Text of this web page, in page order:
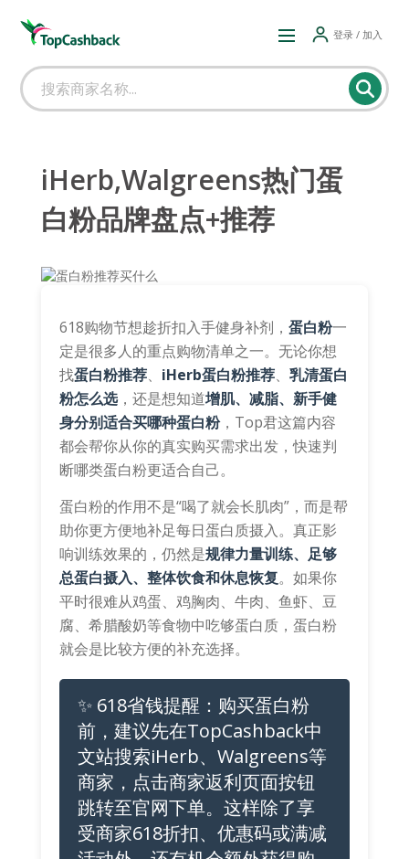
登录 / 加入
iHerb,Walgreens热门蛋
白粉品牌盘点+推荐
618购物节想趁折扣入手健身补剂， 蛋白粉一
定是很多人的重点购物清单之一。无论你想
找蛋白粉推荐、 iHerb蛋白粉推荐、 乳清蛋白
粉怎么选，还是想知道增肌、减脂、新手健
身分别适合买哪种蛋白粉，Top君这篇内容
都会帮你从你的真实购买需求出发，快速判
断哪类蛋白粉更适合自己。
蛋白粉的作用不是“喝了就会长肌肉”，而是帮
助你更方便地补足每日蛋白质摄入。真正影
响训练效果的，仍然是规律力量训练、足够
总蛋白摄入、整体饮食和休息恢复。如果你
平时很难从鸡蛋、鸡胸肉、牛肉、鱼虾、豆
腐、希腊酸奶等食物中吃够蛋白质，蛋白粉
就会是比较方便的补充选择。
✨ 618省钱提醒：购买蛋白粉
前，建议先在TopCashback中
文站搜索iHerb、Walgreens等
商家，点击商家返利页面按钮
跳转至官网下单。这样除了享
受商家618折扣、优惠码或满减